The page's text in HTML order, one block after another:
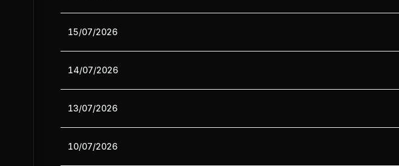
15/07/2026
14/07/2026
13/07/2026
10/07/2026